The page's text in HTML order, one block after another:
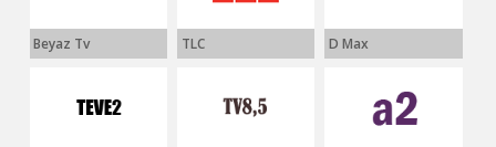
Beyaz Tv TLC D Max